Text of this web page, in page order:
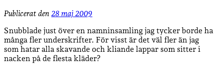
Publicerat den 28 maj 2009
Snubblade just över en namninsamling jag tycker borde ha
många fler underskrifter. För visst är det väl fler än jag
som hatar alla skavande och kliande lappar som sitter i
nacken på de flesta kläder?